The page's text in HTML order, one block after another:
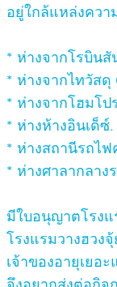
อยู่ใกล้แหล่งควา
* ห่างจากโรบินสั
* ห่างจากไทวัสดุ
* ห่างจากโฮมโป
* ห่างห้างอินเด็ซ์
* ห่างสถานีรถไฟ
* ห่างศาลากลาง
มีใบอนุญาตโรงแ
โรงแรมวางฮวง
เจ้าของอายุเยอะ